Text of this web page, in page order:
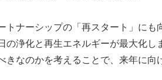
ナーシップの「再スタート」にも
浄化と再生エネルギーが最大化し
なのかを考えることで、来年に向